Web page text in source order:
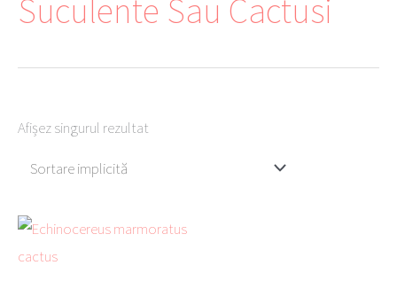
Suculente Sau Cactusi
Afișez singurul rezultat